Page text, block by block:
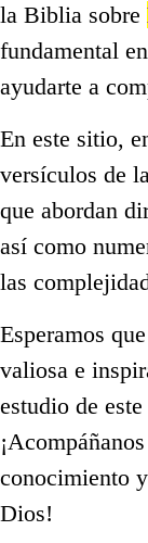
la Biblia sobre
fundamental
ayudarte a
En este sitio,
versículos de
que abordan
así como
las
Esperamos
valiosa e
estudio de
conocimiento
Dios!